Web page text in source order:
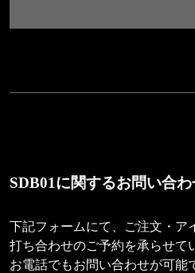
SDB01に関するお問い合わ
下記フォームにて、ご注文・
打ち合わせのご予約を承らせて
お電話でもお問い合わせが可能